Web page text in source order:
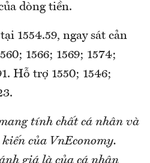
dòng tiền.
1554.59, ngay sát cản
1566; 1569; 1574;
Hỗ trợ 1550; 1546;
tính chất cá nhân và
của VnEconomy.
giá là của cá nhân